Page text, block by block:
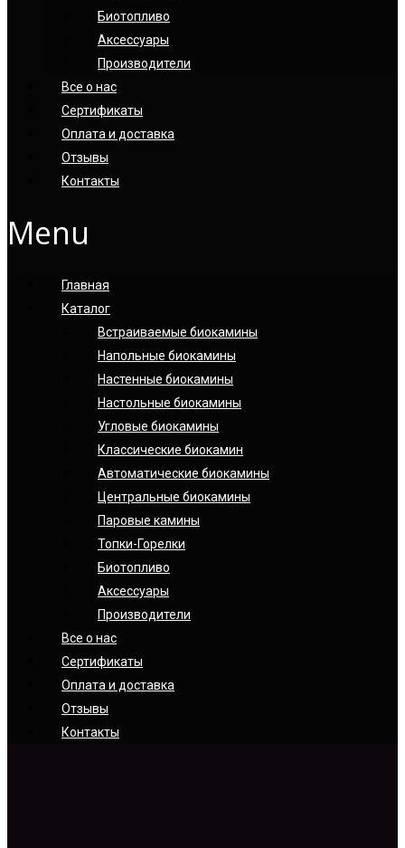
Биотопливо
Аксессуары
Производители
Все о нас
Сертификаты
Оплата и доставка
Отзывы
Контакты
Menu
Главная
Каталог
Встраиваемые биокамины
Напольные биокамины
Настенные биокамины
Настoльные биокамины
Угловые биокамины
Классические биокамин
Автоматические биокамины
Центральные биокамины
Паровые камины
Топки-Горелки
Биотопливо
Аксессуары
Производители
Все о нас
Сертификаты
Оплата и доставка
Отзывы
Контакты